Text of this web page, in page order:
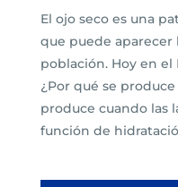
El ojo seco es una
que puede aparecer
población. Hoy en el
¿Por qué se produce
produce cuando las
función de